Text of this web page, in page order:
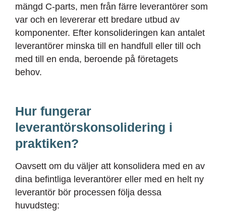
mängd C-parts, men från färre leverantörer som
var och en levererar ett bredare utbud av
komponenter. Efter konsolideringen kan antalet
leverantörer minska till en handfull eller till och
med till en enda, beroende på företagets
behov.
Hur fungerar
leverantörskonsolidering i
praktiken?
Oavsett om du väljer att konsolidera med en av
dina befintliga leverantörer eller med en helt ny
leverantör bör processen följa dessa
huvudsteg: